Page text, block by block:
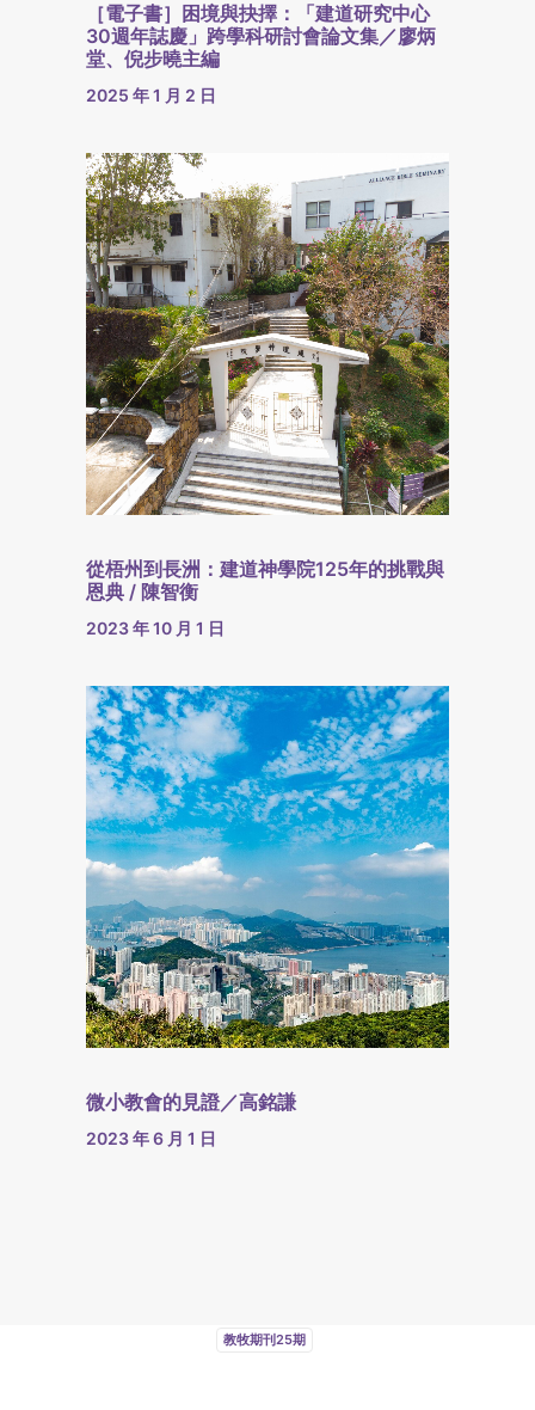
［電子書］困境與抉擇：「建道研究中心
30週年誌慶」跨學科研討會論文集／廖炳
堂、倪步曉主編
2025 年 1 月 2 日
從梧州到長洲：建道神學院125年的挑戰與
恩典 / 陳智衡
2023 年 10 月 1 日
微小教會的見證／高銘謙
2023 年 6 月 1 日
教牧期刊25期